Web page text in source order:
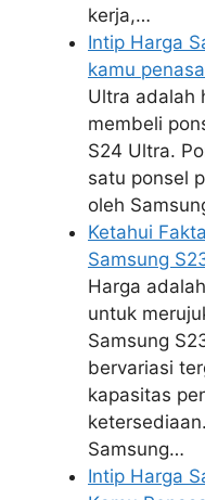
kerja,…
Intip Harga
kamu
Ultra adalah
membeli
S24 Ultra.
satu ponsel
oleh
Ketahui
Samsung
Harga
untuk
Samsung
bervariasi
kapasitas
Samsung…
Intip Harga